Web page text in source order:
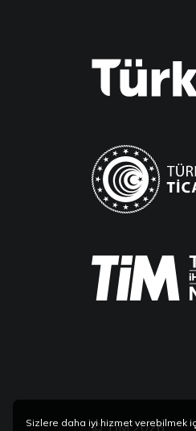
© TİM 2026
Sizlere daha iyi hizmet verebilmek